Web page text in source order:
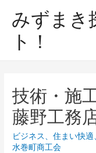
みずまき
ト！
技術・施
藤野工務
ビジネス、住まい快適
水巻町商工会